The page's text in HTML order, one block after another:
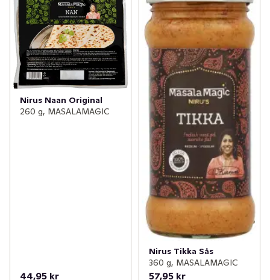
✓ EKO nyheter (19)
✓ Dags att fylla på solskydd
✓ Brödnyheter (10)
✓ Glass- och dessertnyheter (44)
(6)
(41)
(20)
Nirus Naan Original
260 g, MASALAMAGIC
44,95 kr
Nirus Tikka Sås
360 g, MASALAMAGIC
57,95 kr